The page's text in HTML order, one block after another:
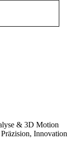
& 3D Motion
Innovation